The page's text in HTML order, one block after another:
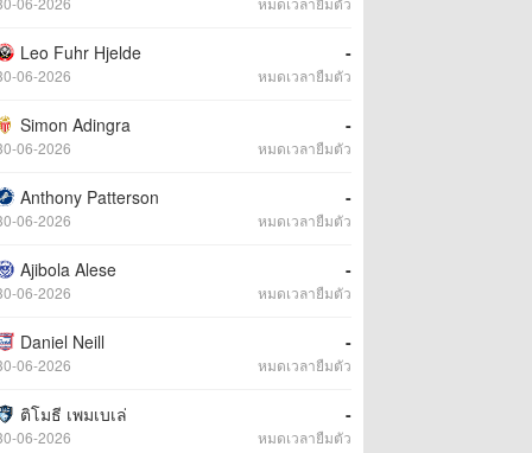
Leo Fuhr Hjelde
06-2026
-
หมดเวลายืมตัว
Simon Adingra
06-2026
-
หมดเวลายืมตัว
Anthony Patterson
06-2026
-
หมดเวลายืมตัว
Ajibola Alese
06-2026
-
หมดเวลายืมตัว
Daniel Neill
06-2026
-
หมดเวลายืมตัว
ติโมธี เพมเบเล่
06-2026
-
หมดเวลายืมตัว